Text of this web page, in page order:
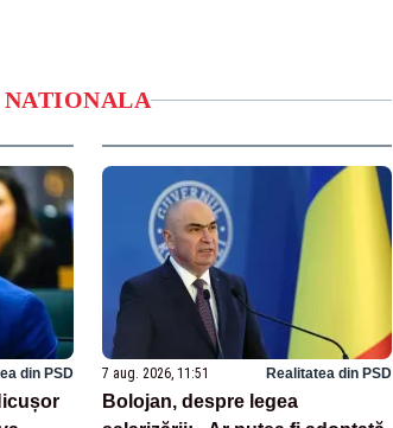
din PSD 7 aug. 2026, 11:51 Realitatea din PSD
Bolojan, despre legea